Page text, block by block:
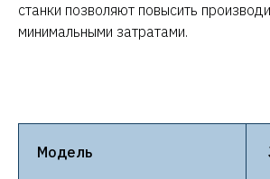
станки позволяют повысить
минимальными затратами.
Модель